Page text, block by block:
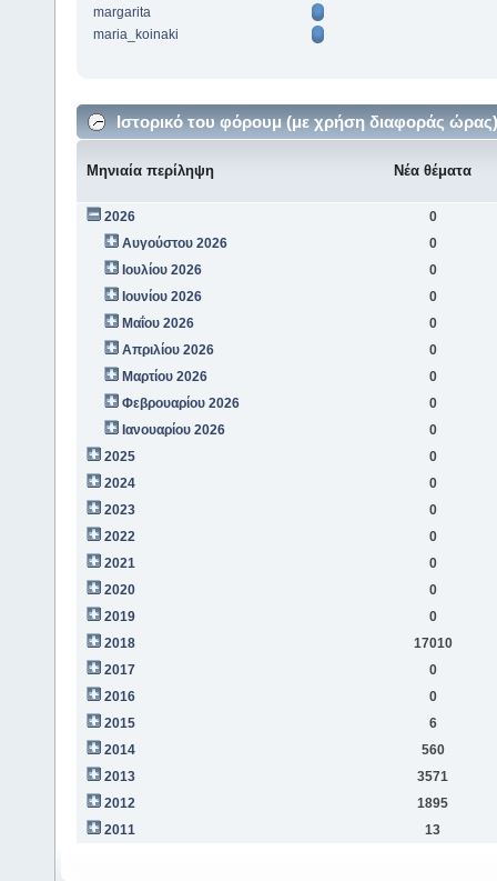
margarita
maria_koinaki
Ιστορικό του φόρουμ (με χρήση διαφοράς ώρας)
Μηνιαία περίληψη Νέα θέματα
2026
0
Αυγούστου 2026
0
Ιουλίου 2026
0
Ιουνίου 2026
0
Μαΐου 2026
0
Απριλίου 2026
0
Μαρτίου 2026
0
Φεβρουαρίου 2026
0
Ιανουαρίου 2026
0
2025
0
2024
0
2023
0
2022
0
2021
0
2020
0
2019
0
2018
17010
2017
0
2016
0
2015
6
2014
560
2013
3571
2012
1895
2011
13